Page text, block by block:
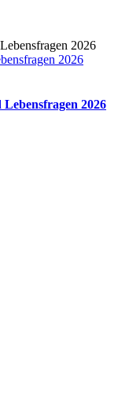
2026
2026